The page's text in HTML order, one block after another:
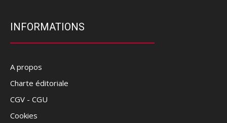
INFORMATIONS
A propos
Charte éditoriale
CGV - CGU
Cookies